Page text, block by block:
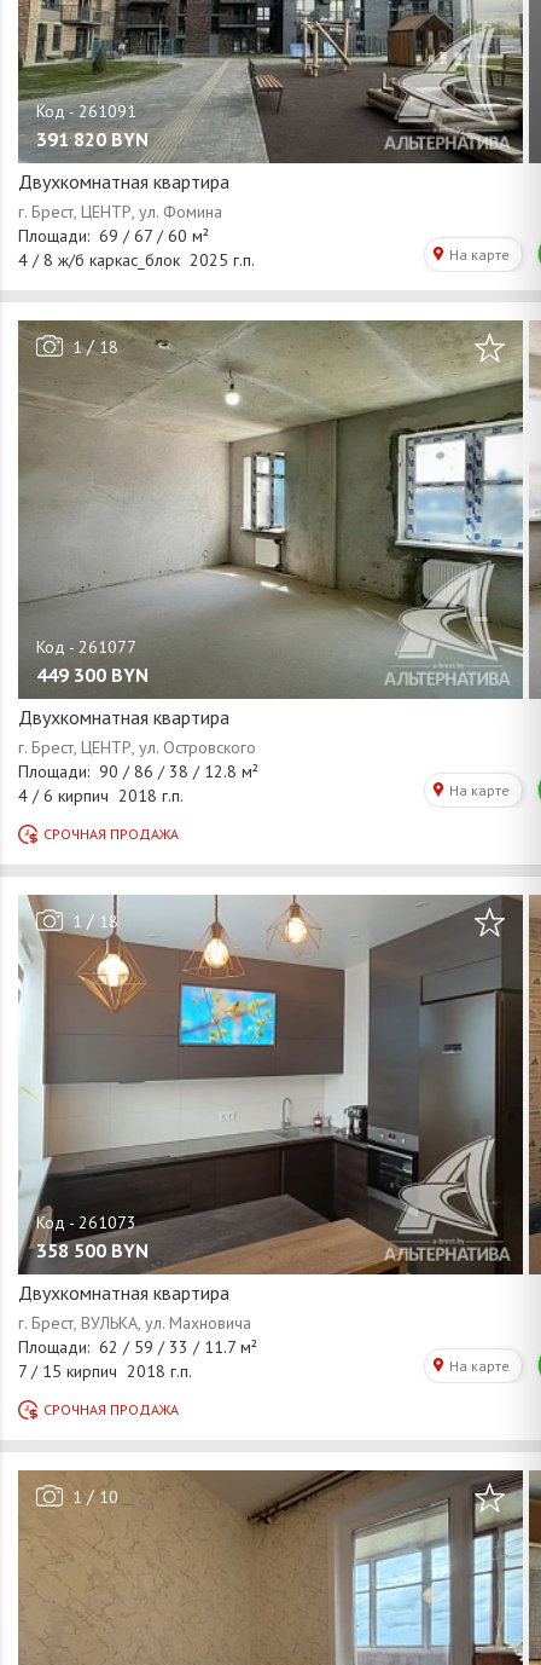
391 820 BYN
Двухкомнатная квартира
1/ 18
449 300 BYN
Двухкомнатная квартира
1 / 18
358 500 BYN
Двухкомнатная квартира
1 / 10